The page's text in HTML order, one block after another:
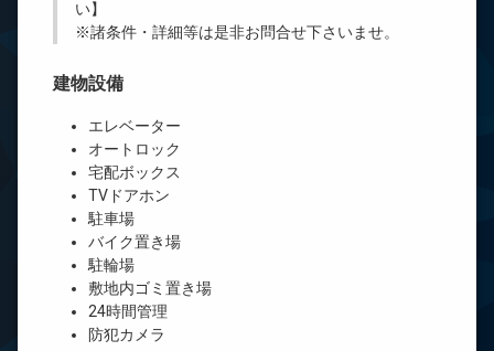
い】
※諸条件・詳細等は是非お問合せ下さいませ。
建物設備
エレベーター
オートロック
宅配ボックス
TVドアホン
駐車場
バイク置き場
駐輪場
敷地内ゴミ置き場
24時間管理
防犯カメラ